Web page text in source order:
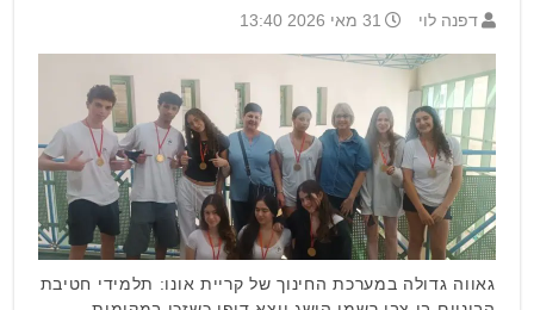
דפנה לוי 31 מאי 2026 13:40
גאווה גדולה במערכת החינוך של קריית אונו: תלמידי חטיבת